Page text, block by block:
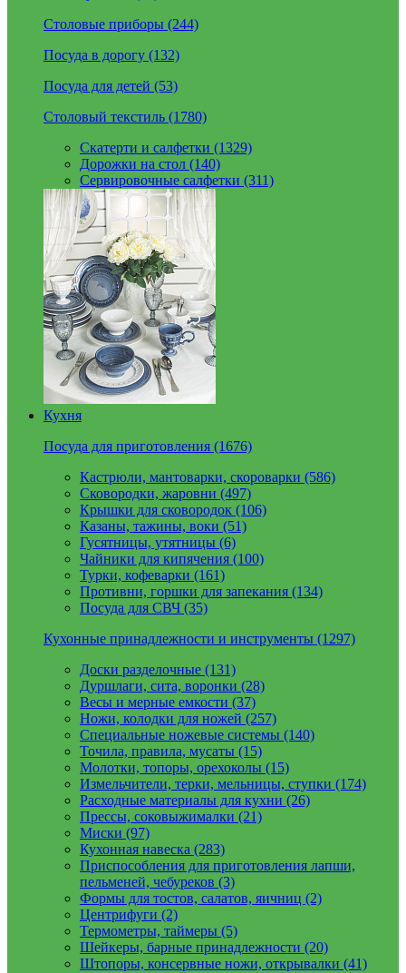
Столовые приборы (244)
Посуда в дорогу (132)
Посуда для детей (53)
Столовый текстиль (1780)
Скатерти и салфетки (1329)
Дорожки на стол (140)
Сервировочные салфетки (311)
Кухня
Посуда для приготовления (1676)
Кастрюли, мантоварки, скороварки (586)
Сковородки, жаровни (497)
Крышки для сковородок (106)
Казаны, тажины, воки (51)
Гусятницы, утятницы (6)
Чайники для кипячения (100)
Турки, кофеварки (161)
Противни, горшки для запекания (134)
Посуда для СВЧ (35)
Кухонные принадлежности и инструменты (1297)
Доски разделочные (131)
Дуршлаги, сита, воронки (28)
Весы и мерные емкости (37)
Ножи, колодки для ножей (257)
Специальные ножевые системы (140)
Точила, правила, мусаты (15)
Молотки, топоры, орехоколы (15)
Измельчители, терки, мельницы, ступки (174)
Расходные материалы для кухни (26)
Прессы, соковыжималки (21)
Миски (97)
Кухонная навеска (283)
Приспособления для приготовления лапши,
пельменей, чебуреков (3)
Формы для тостов, салатов, яичниц (2)
Центрифуги (2)
Термометры, таймеры (5)
Шейкеры, барные принадлежности (20)
Штопоры, консервные ножи, открывалки (41)